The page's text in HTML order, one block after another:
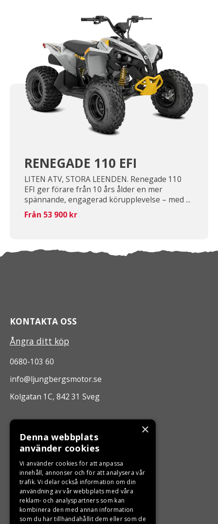
RENEGADE 110 EFI
LITEN ATV, STORA LEENDEN. Renegade 110
EFI ger förare från 10 års ålder en mer
spännande, engagerad körupplevelse – med ...
Från 53 900 kr
KONTAKTA OSS
Ångra ditt köp
0680-103 60
info@ljungbergsmotor.se
Kolgatan 1C, 842 31 Sveg
ÖPPETTIDER
Måndag - Fredag 10.00 -17.00
LJUNGBERGS MOTOR
Din BRP återförsäljare i Sveg!
×
Denna webbplats
använder cookies
Vi använder cookies för att anpassa
innehåll, annonser och för att analysera vår
trafik. Vi delar också information om din
användning av vår webbplats med våra
reklam- och analyspartners som kan
kombinera den med annan information
som du har tillhandahållit dem eller som de